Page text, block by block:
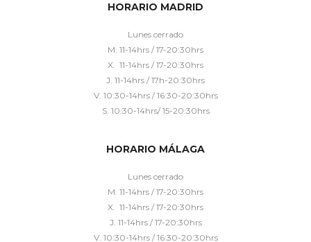
HORARIO MADRID
Lunes cerrado
M. 11-14hrs / 17-20:30hrs
X. 11-14hrs / 17-20:30hrs
J. 11-14hrs / 17h-20:30hrs
V. 10:30-14hrs / 16:30-20:30hrs
S. 10:30-14hrs/ 15-20:30hrs
HORARIO MÁLAGA
Lunes cerrado
M. 11-14hrs / 17-20:30hrs
X. 11-14hrs / 17-20:30hrs
J. 11-14hrs / 17-20:30hrs
V. 10:30-14hrs / 16:30-20:30hrs